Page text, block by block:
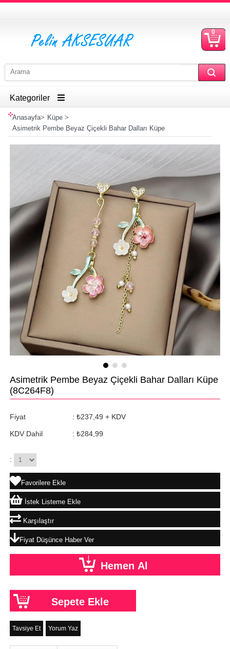
0
Kategoriler
Anasayfa> Küpe>
Asimetrik Pembe Beyaz Çiçekli Bahar Dalları Küpe
Asimetrik Pembe Beyaz Çiçekli Bahar Dalları Küpe
(8C264F8)
Fiyat : ₺237,49 + KDV
KDV Dahil : ₺284,99
:
Favorilere Ekle
İstek Listeme Ekle
Karşılaştır
Fiyat Düşünce Haber Ver
Tavsiye Et Yorum Yaz